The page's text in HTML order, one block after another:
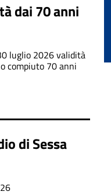
dai 70 anni
luglio 2026 validità
compiuto 70 anni
di Sessa
2026